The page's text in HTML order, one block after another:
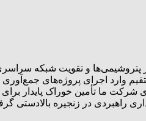
پتروشیمی‌ها و تقویت شبکه
وارد اجرای پروژه‌های
ما تأمین خوراک پایدار
در زنجیره بالادستی